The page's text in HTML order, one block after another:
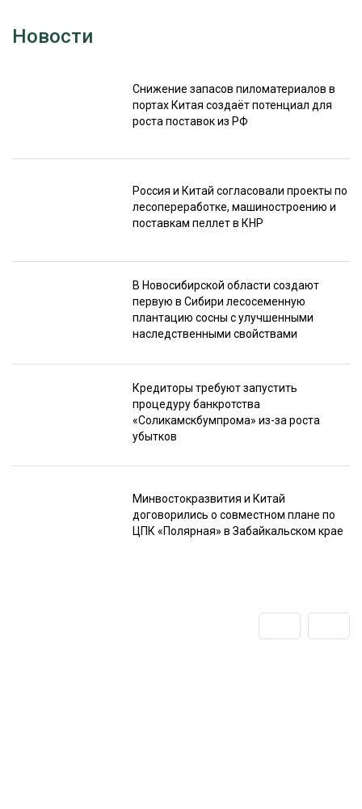
Новости
Снижение запасов пиломатериалов в
портах Китая создаёт потенциал для
роста поставок из РФ
Россия и Китай согласовали проекты по
лесопереработке, машиностроению и
поставкам пеллет в КНР
В Новосибирской области создают
первую в Сибири лесосеменную
плантацию сосны с улучшенными
наследственными свойствами
Кредиторы требуют запустить
процедуру банкротства
«Соликамскбумпрома» из-за роста
убытков
Минвостокразвития и Китай
договорились о совместном плане по
ЦПК «Полярная» в Забайкальском крае